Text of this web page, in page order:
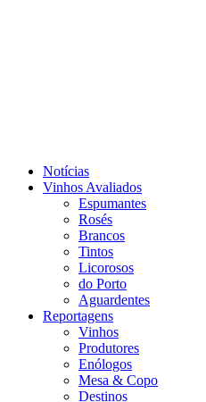
Notícias
Vinhos Avaliados
Espumantes
Rosés
Brancos
Tintos
Licorosos
do Porto
Aguardentes
Reportagens
Vinhos
Produtores
Enólogos
Mesa & Copo
Destinos